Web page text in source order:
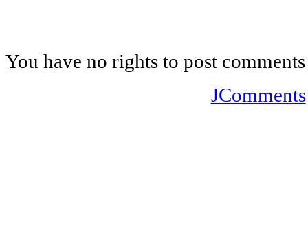
You have no rights to post comments
JComments